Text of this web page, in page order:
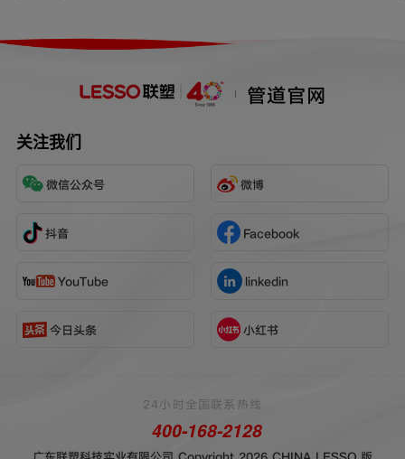
管道官网
关注我们
微信公众号 微博
抖音 Facebook
YouTube linkedin
今日头条 小红书
24小时全国联系热线
400-168-2128